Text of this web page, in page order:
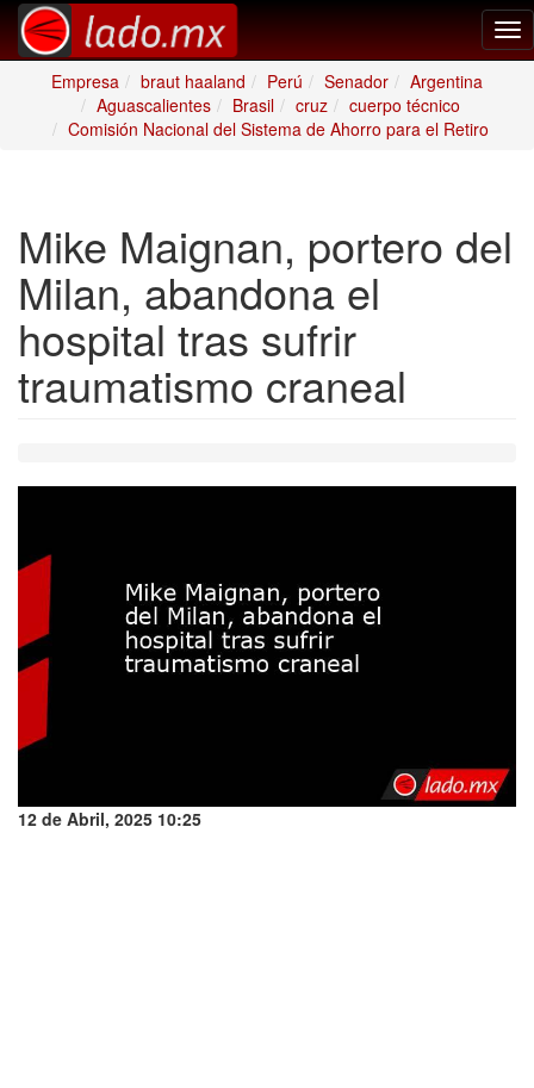
Empresa
braut haaland Perú Senador
Argentina
Aguascalientes
Brasil cruz
cuerpo técnico
Comisión Nacional del Sistema de Ahorro para el Retiro
Mike Maignan, portero del
Milan, abandona el
hospital tras sufrir
traumatismo craneal
12 de Abril, 2025 10:25